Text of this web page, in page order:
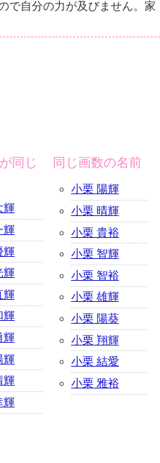
で自分の力が及びません。家
同じ
輝
輝
輝
輝
輝
輝
輝
輝
輝
輝
同じ画数の名前
小栗 陽輝
小栗 晴輝
小栗 貴裕
小栗 智輝
小栗 智裕
小栗 雄輝
小栗 陽葵
小栗 翔輝
小栗 結愛
小栗 雅裕